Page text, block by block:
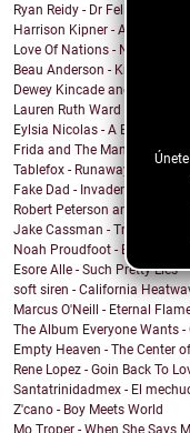
Ryan Reidy - Dr Felix and His
Harrison Kipner - Alone With
Love Of Nations - Ne'er Do Well
Beau Anderson - Know By Now
Dewey Kincade and The
Lauren Ruth Ward -
Eylsia Nicolas - A Beautiful
Frida and The Mann -
Tablefox - Runaway
Fake Dad - Invader
Robert Peterson and The
Jake Cassman - Trying To
Noah Proudfoot - Born to Fly
Esore Alle - Such Pretty Lies
soft siren - California
Marcus O'Neill - Eternal
The Album Everyone Wants -
Empty Heaven - The Center
Rene Lopez - Goin Back To
Santatrinidadmex - El
Z'cano - Boy Meets World
Mo Troper - When She Says